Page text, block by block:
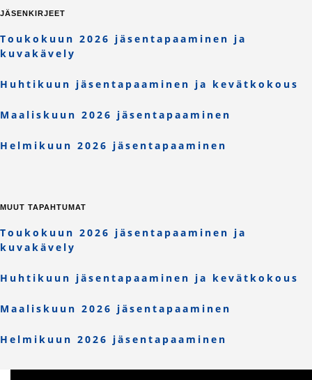
JÄSENKIRJEET
Toukokuun 2026 jäsentapaaminen ja
kuvakävely
Huhtikuun jäsentapaaminen ja kevätkokous
Maaliskuun 2026 jäsentapaaminen
Helmikuun 2026 jäsentapaaminen
MUUT TAPAHTUMAT
Toukokuun 2026 jäsentapaaminen ja
kuvakävely
Huhtikuun jäsentapaaminen ja kevätkokous
Maaliskuun 2026 jäsentapaaminen
Helmikuun 2026 jäsentapaaminen